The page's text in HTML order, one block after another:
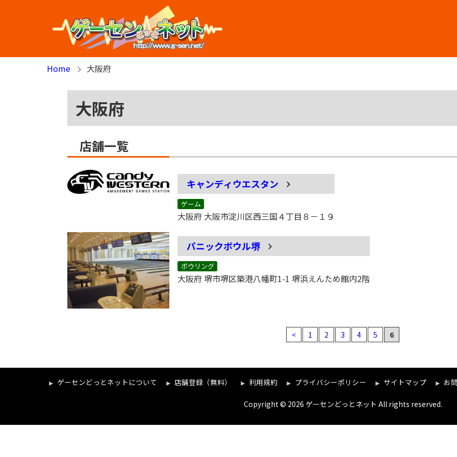
Home
大阪府
大阪府
店舗一覧
キャンディウエスタン
ゲーム
大阪府 大阪市淀川区西三国４丁目８－１９
パニックボウル堺
ボウリング
大阪府 堺市堺区築港八幡町1-1 堺浜えんため館内2階
< 1 2 3 4 5 6
ゲーセンどっとネットについて 店舗登録（無料） 利用規約 プライバシーポリシー サイトマップ お
Copyright © 2026 ゲーセンどっとネット All rights reserved.